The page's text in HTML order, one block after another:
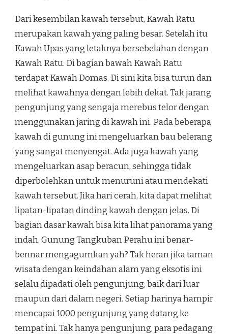
Dari kesembilan kawah tersebut, Kawah Ratu
merupakan kawah yang paling besar. Setelah itu
Kawah Upas yang letaknya bersebelahan dengan
Kawah Ratu. Di bagian bawah Kawah Ratu
terdapat Kawah Domas. Di sini kita bisa turun dan
melihat kawahnya dengan lebih dekat. Tak jarang
pengunjung yang sengaja merebus telor dengan
menggunakan jaring di kawah ini. Pada beberapa
kawah di gunung ini mengeluarkan bau belerang
yang sangat menyengat. Ada juga kawah yang
mengeluarkan asap beracun, sehingga tidak
diperbolehkan untuk menuruni atau mendekati
kawah tersebut. Jika hari cerah, kita dapat melihat
lipatan-lipatan dinding kawah dengan jelas. Di
bagian dasar kawah bisa kita lihat panorama yang
indah. Gunung Tangkuban Perahu ini benar-
bennar mengagumkan yah? Tak heran jika taman
wisata dengan keindahan alam yang eksotis ini
selalu dipadati oleh pengunjung, baik dari luar
maupun dari dalam negeri. Setiap harinya hampir
mencapai 1000 pengunjung yang datang ke
tempat ini. Tak hanya pengunjung, para pedagang